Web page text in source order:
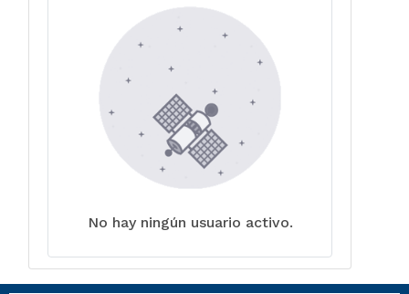
No hay ningún usuario activo.